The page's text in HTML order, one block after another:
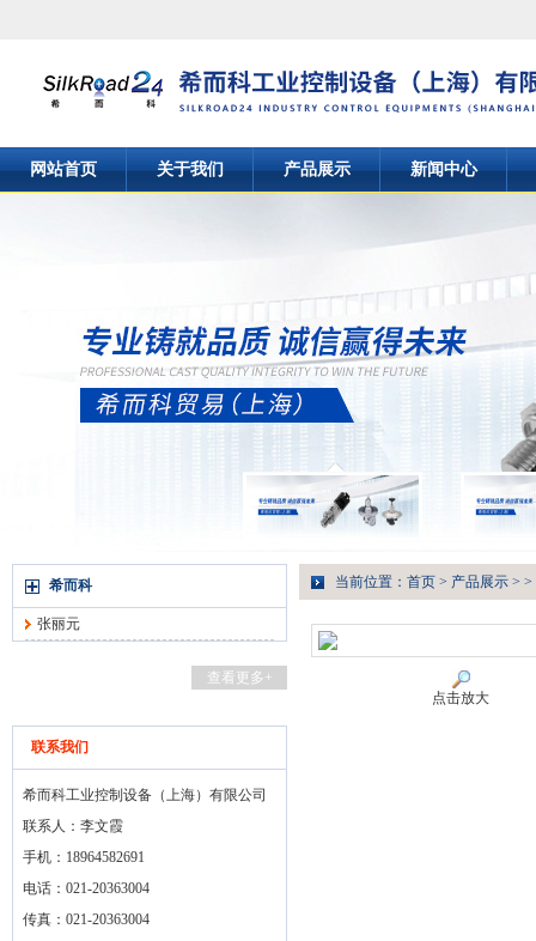
网站首页 关于我们 产品展示 新闻中心
希而科
张丽元
查看更多+
联系我们
希而科工业控制设备（上海）有限公司
联系人：李文霞
手机：18964582691
电话：021-20363004
传真：021-20363004
当前位置： 首页 > 产品展示 > >
点击放大